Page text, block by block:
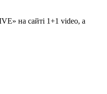
на сайті 1+1 video, а